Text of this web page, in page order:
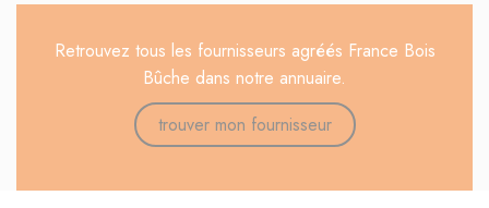
Retrouvez tous les fournisseurs agréés France Bois
Bûche dans notre annuaire.
trouver mon fournisseur